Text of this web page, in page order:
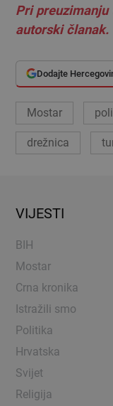
Pri preuzimanju
autorski članak.
Dodajte
Mostar
drežnica
VIJESTI
BIH
Mostar
Crna kronika
Istražili smo
Politika
Hrvatska
Svijet
Religija